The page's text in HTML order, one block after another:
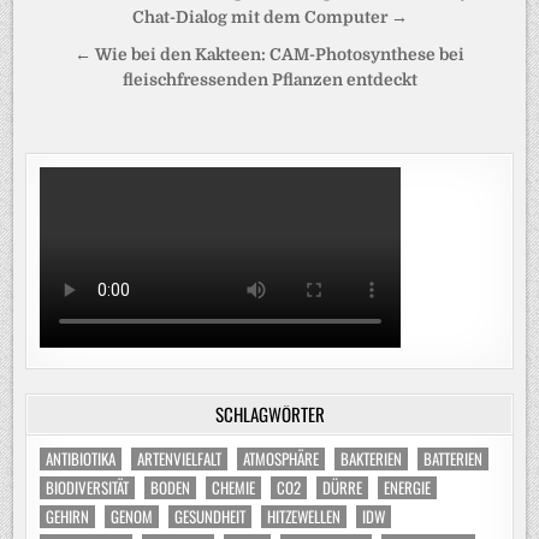
Chat-Dialog mit dem Computer →
← Wie bei den Kakteen: CAM-Photosynthese bei
fleischfressenden Pflanzen entdeckt
SCHLAGWÖRTER
ANTIBIOTIKA ARTENVIELFALT ATMOSPHÄRE BAKTERIEN
BATTERIEN
BIODIVERSITÄT
BODEN CHEMIE CO2 DÜRRE
ENERGIE
GEHIRN
GENOM GESUNDHEIT HITZEWELLEN
IDW